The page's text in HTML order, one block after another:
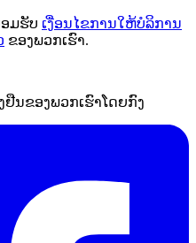
ມຮັບ ເງື່ອນໄຂການໃຫ້ບໍລິການ
ຂອງພວກເຮົາ.
ນຂອງພວກເຮົາໂດຍກົງ